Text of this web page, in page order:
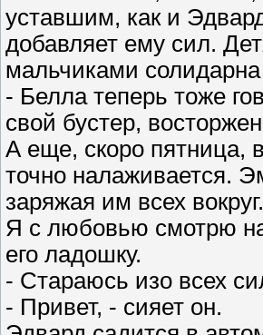
уставшим, как и
добавляет ему сил.
мальчиками
- Белла теперь тоже
свой бустер,
А еще, скоро пятница,
точно налаживается.
заряжая им всех вокруг.
Я с любовью смотрю
его ладошку.
- Стараюсь изо всех
- Привет, - сияет он.